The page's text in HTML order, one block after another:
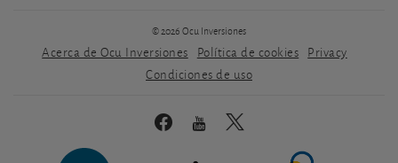
© 2026 Ocu Inversiones
Acerca de Ocu Inversiones Política de cookies Privacy
Condiciones de uso